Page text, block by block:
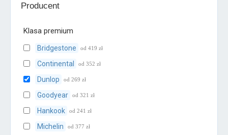
Producent
Klasa premium
Bridgestone od 419 zł
Continental od 352 zł
Dunlop od 269 zł
Goodyear od 321 zł
Hankook od 241 zł
Michelin od 377 zł